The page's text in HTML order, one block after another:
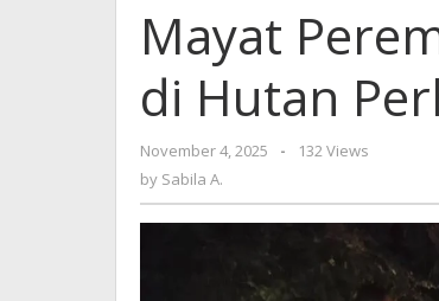
Ditemukan
di
Hutan
Perhutani
Mayat
di Hutan
November 4, 2025
by
-
132 Views
by Sabila A.